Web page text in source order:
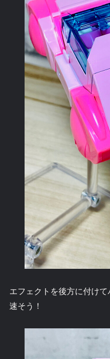
エフェクトを後方に付け
速そう！